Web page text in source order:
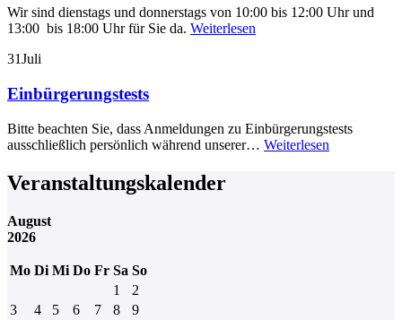
Wir sind dienstags und donnerstags von 10:00 bis 12:00 Uhr und
13:00 bis 18:00 Uhr für Sie da. Weiterlesen
31Juli
Einbürgerungstests
Bitte beachten Sie, dass Anmeldungen zu Einbürgerungstests
ausschließlich persönlich während unserer… Weiterlesen
Veranstaltungskalender
August
2026
Mo Di Mi Do Fr Sa So
1
2
3
4 5 6 7 8
9